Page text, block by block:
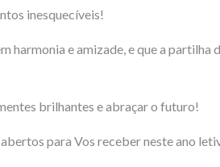
inesquecíveis!
harmonia e amizade, e que a
brilhantes e abraçar o futuro!
para Vos receber neste ano